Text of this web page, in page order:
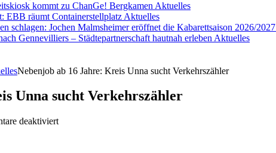
kommt zu ChanGe! Bergkamen Aktuelles
EBB räumt Containerstellplatz Aktuelles
schlagen: Jochen Malmsheimer eröffnet die Kabarettsaison 2026/2027
Gennevilliers – Städtepartnerschaft hautnah erleben Aktuelles
Nebenjob ab 16 Jahre: Kreis Unna sucht Verkehrszähler
Unna sucht Verkehrszähler
deaktiviertfür